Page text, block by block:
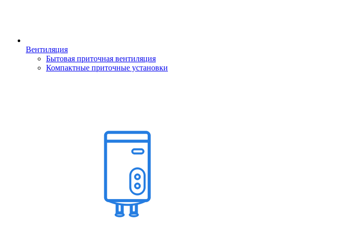
Вентиляция
Бытовая приточная вентиляция
Компактные приточные установки